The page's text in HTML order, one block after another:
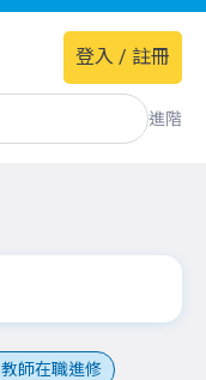
進階
登入 / 註冊
教師在職進修